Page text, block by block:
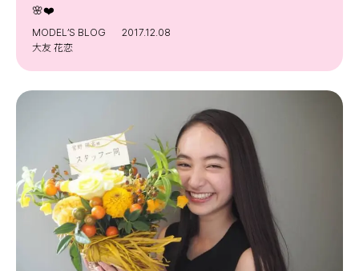
🌸❤️
MODEL’S BLOG
2017.12.08
大友 花恋